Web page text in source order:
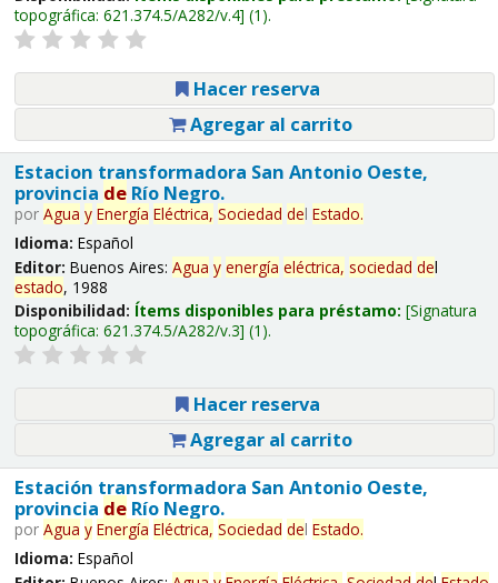
topográfica: 621.374.5/A282/v.4 (1).
Hacer reserva
Agregar al carrito
Estacion transformadora San Antonio Oeste,
provincia deRío Negro.
por Agua y Energía Eléctrica, Sociedad del Estado.
Idioma: Español
Editor: Buenos Aires: Agua y energía eléctrica, sociedad del
estado, 1988
Disponibilidad: Ítems disponibles para préstamo: Signatura
topográfica: 621.374.5/A282/v.3 (1).
Hacer reserva
Agregar al carrito
Estación transformadora San Antonio Oeste,
provincia deRío Negro.
por Agua y Energía Eléctrica, Sociedad del Estado.
Idioma: Español